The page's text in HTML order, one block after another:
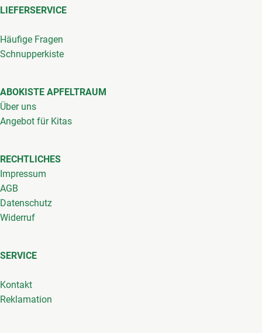
LIEFERSERVICE
Häufige Fragen
Schnupperkiste
ABOKISTE APFELTRAUM
Über uns
Angebot für Kitas
RECHTLICHES
Impressum
AGB
Datenschutz
Widerruf
SERVICE
Kontakt
Reklamation